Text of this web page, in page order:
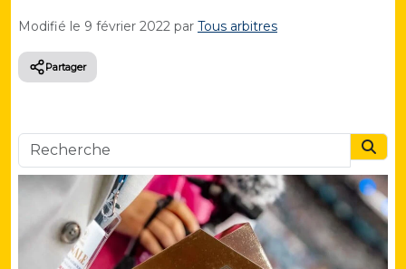
Modifié le 9 février 2022 par Tous arbitres
Partager